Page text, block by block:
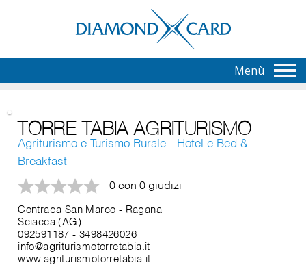
Menù
TORRE TABIA AGRITURISMO
Agriturismo e Turismo Rurale - Hotel e Bed &
Breakfast
0 con 0 giudizi
Contrada San Marco - Ragana
Sciacca (AG)
092591187 - 3498426026
info@agriturismotorretabia.it
www.agriturismotorretabia.it